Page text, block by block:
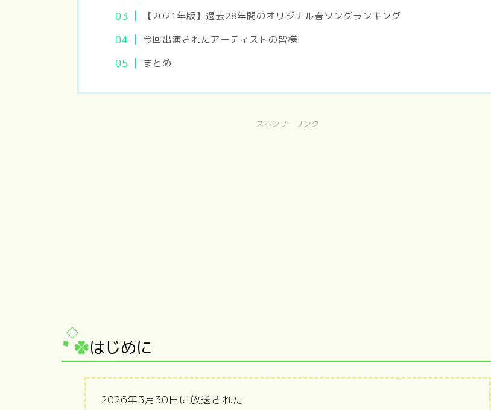
【2021年版】過去28年間のオリジナル春ソングランキング
今回出演されたアーティストの皆様
まとめ
スポンサーリンク
はじめに
2026年3月30日に放送された